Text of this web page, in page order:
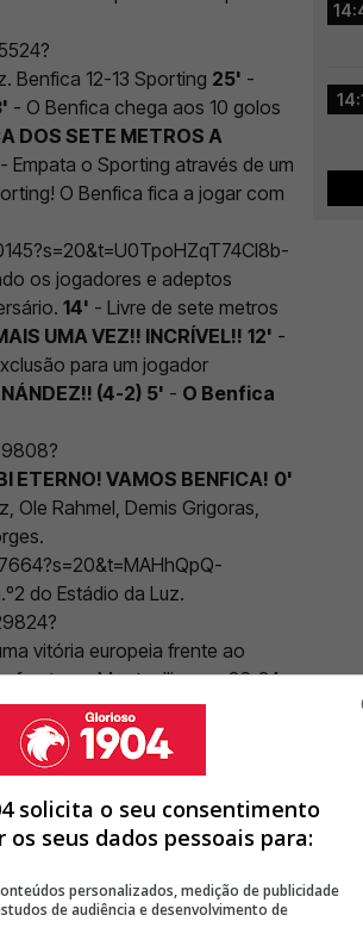
Benfica 12-13 Sporting 25' -
- O Benfica chega aos 10 golos
DOS SETE METROS A
- Empata o Sporting através de um
O Benfica fica a jogar com
os jogadores e adeptos
14' - Livre de sete metros
UMA VEZ!! INCRÍVEL!! 12' -
para um jogador
(4-2) 5' - O Benfica
ETERNO! VAMOS BENFICA! 0'
Rahmel, Demis Grigoras,
do Estádio da Luz.
vitória europeia frente ao
frente ao Montpellier por 26-24.
da temporada, onde o Benfica
a 32 golos, com os
0’-Os encarnados ocupam o
é segundo com 32 pontos.
eterno na modalidade.0’-A
dezembro, pelas 15h00, o
solicita o seu consentimento
seus dados pessoais para:
personalizados, medição de publicidade
de audiência e desenvolvimento de